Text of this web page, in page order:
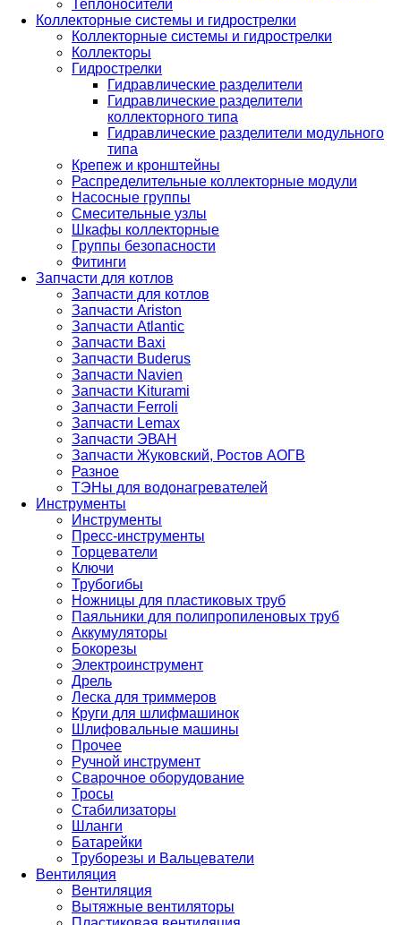
Теплоносители
Коллекторные системы и гидрострелки
Коллекторные системы и гидрострелки
Коллекторы
Гидрострелки
Гидравлические разделители
Гидравлические разделители
коллекторного типа
Гидравлические разделители модульного
типа
Крепеж и кронштейны
Распределительные коллекторные модули
Насосные группы
Смесительные узлы
Шкафы коллекторные
Группы безопасности
Фитинги
Запчасти для котлов
Запчасти для котлов
Запчасти Ariston
Запчасти Atlantic
Запчасти Baxi
Запчасти Buderus
Запчасти Navien
Запчасти Kiturami
Запчасти Ferroli
Запчасти Lemax
Запчасти ЭВАН
Запчасти Жуковский, Ростов АОГВ
Разное
ТЭНы для водонагревателей
Инструменты
Инструменты
Пресс-инструменты
Торцеватели
Ключи
Трубогибы
Ножницы для пластиковых труб
Паяльники для полипропиленовых труб
Аккумуляторы
Бокорезы
Электроинструмент
Дрель
Леска для триммеров
Круги для шлифмашинок
Шлифовальные машины
Прочее
Ручной инструмент
Сварочное оборудование
Тросы
Стабилизаторы
Шланги
Батарейки
Труборезы и Вальцеватели
Вентиляция
Вентиляция
Вытяжные вентиляторы